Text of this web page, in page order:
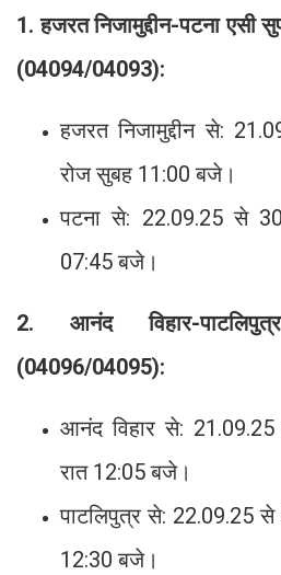
1. हजरत निजामुद्दीन-पटना
(04094/04093):
हजरत निजामुद्दीन से:
रोज सुबह 11:00 बजे।
पटना से: 22.09.25 से
07:45 बजे।
2. आनंद विहार-
(04096/04095):
आनंद विहार से:
रात 12:05 बजे।
पाटलिपुत्र से: 22.09.25
12:30 बजे।